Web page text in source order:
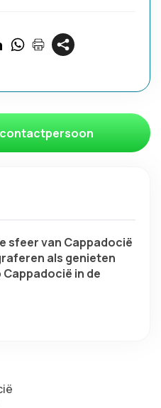
sfeer van Cappadocië
als genieten
in de